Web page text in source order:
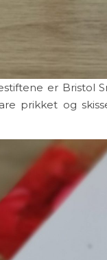
er Bristol
prikket og